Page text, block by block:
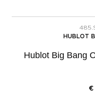
HUBLOT
Hublot Big Bang
€